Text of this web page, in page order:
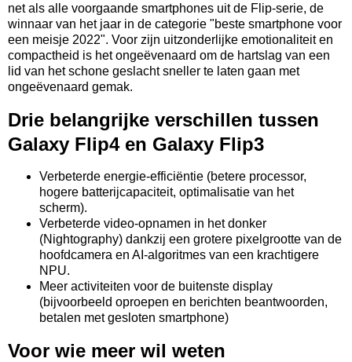
net als alle voorgaande smartphones uit de Flip-serie, de
winnaar van het jaar in de categorie "beste smartphone voor
een meisje 2022". Voor zijn uitzonderlijke emotionaliteit en
compactheid is het ongeëvenaard om de hartslag van een
lid van het schone geslacht sneller te laten gaan met
ongeëvenaard gemak.
Drie belangrijke verschillen tussen
Galaxy Flip4 en Galaxy Flip3
Verbeterde energie-efficiëntie (betere processor,
hogere batterijcapaciteit, optimalisatie van het
scherm).
Verbeterde video-opnamen in het donker
(Nightography) dankzij een grotere pixelgrootte van de
hoofdcamera en AI-algoritmes van een krachtigere
NPU.
Meer activiteiten voor de buitenste display
(bijvoorbeeld oproepen en berichten beantwoorden,
betalen met gesloten smartphone)
Voor wie meer wil weten